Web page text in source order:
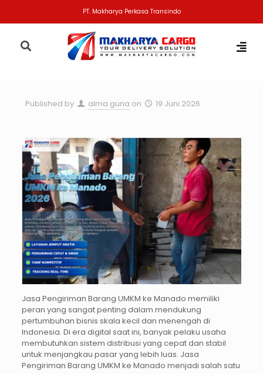
PT. Makharya Perkasa Transindo
Published by alma guna on 19 Juni 2026
Jasa Pengiriman Barang UMKM ke Manado memiliki
peran yang sangat penting dalam mendukung
pertumbuhan bisnis skala kecil dan menengah di
Indonesia. Di era digital saat ini, banyak pelaku usaha
membutuhkan sistem distribusi yang cepat dan stabil
untuk menjangkau pasar yang lebih luas. Jasa
Pengiriman Barang UMKM ke Manado menjadi salah satu